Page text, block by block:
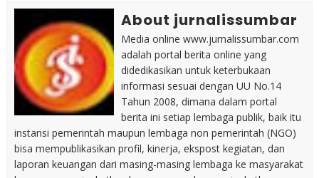
About jurnalissumbar
Media online www.jurnalissumbar.com
adalah portal berita online yang
didedikasikan untuk keterbukaan
informasi sesuai dengan UU No.14
Tahun 2008, dimana dalam portal
berita ini setiap lembaga publik, baik itu
instansi pemerintah maupun lembaga non pemerintah (NGO)
bisa mempublikasikan profil, kinerja, ekspost kegiatan, dan
laporan keuangan dari masing-masing lembaga ke masyarakat